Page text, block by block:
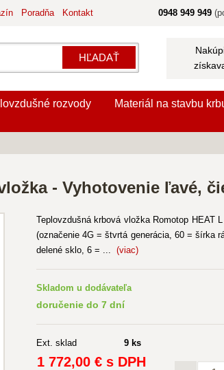
HĽADAŤ
0948 949 949
Poradňa Kontakt
rozvody Materiál na stavbu
- Vyhotovenie ľavé,
Teplovzdušná krbová vložka Romotop HEAT
(označenie 4G = štvrtá generácia, 60 = šírka
delené sklo, 6 = ... (viac)
Skladom u dodávateľa
doručenie do 7 dní
Ext. sklad 9 ks
1 772,00 € s DPH